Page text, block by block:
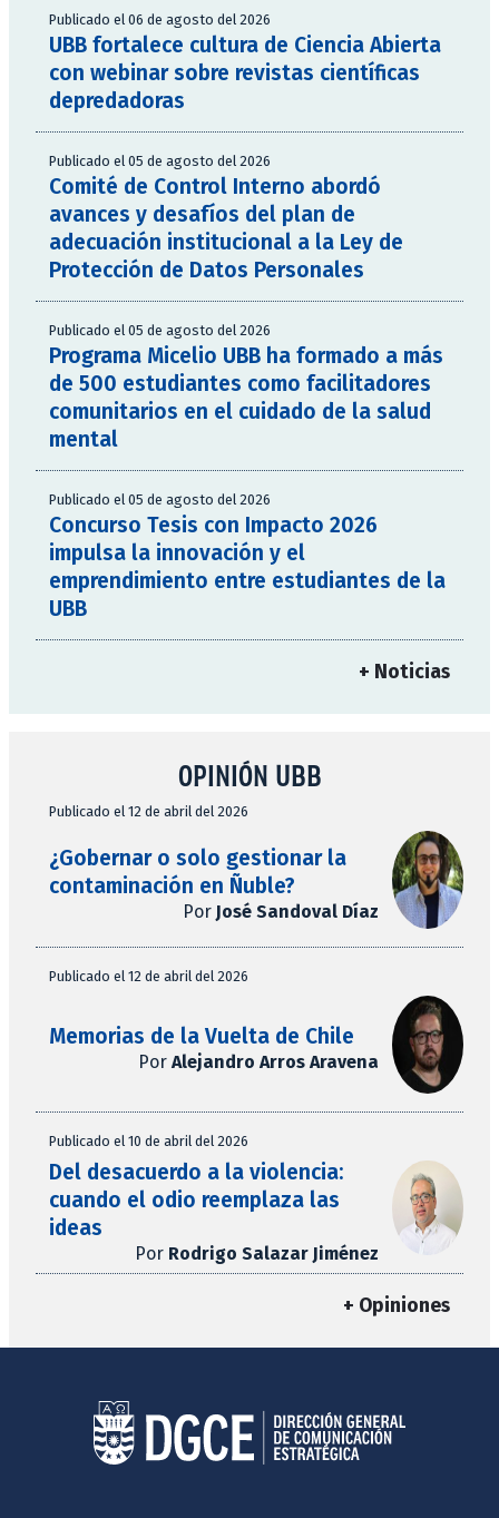
Publicado el 06 de agosto del 2026
UBB fortalece cultura de Ciencia Abierta
con webinar sobre revistas científicas
depredadoras
Publicado el 05 de agosto del 2026
Comité de Control Interno abordó
avances y desafíos del plan de
adecuación institucional a la Ley de
Protección de Datos Personales
Publicado el 05 de agosto del 2026
Programa Micelio UBB ha formado a más
de 500 estudiantes como facilitadores
comunitarios en el cuidado de la salud
mental
Publicado el 05 de agosto del 2026
Concurso Tesis con Impacto 2026
impulsa la innovación y el
emprendimiento entre estudiantes de la
UBB
+ Noticias
OPINIÓN UBB
Publicado el 12 de abril del 2026
¿Gobernar o solo gestionar la
contaminación en Ñuble?
Por José Sandoval Díaz
Publicado el 12 de abril del 2026
Memorias de la Vuelta de Chile
Por Alejandro Arros Aravena
Publicado el 10 de abril del 2026
Del desacuerdo a la violencia:
cuando el odio reemplaza las
ideas
Por Rodrigo Salazar Jiménez
+ Opiniones